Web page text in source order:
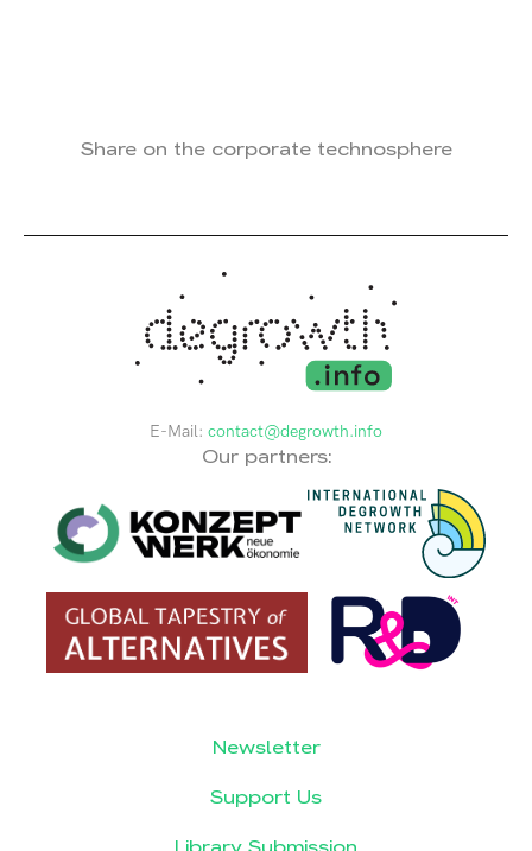
Share on the corporate technosphere
E-Mail: contact@degrowth.info
Our partners:
Newsletter
Support Us